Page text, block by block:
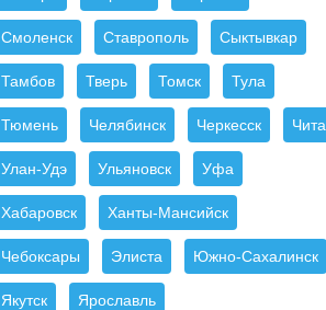
Смоленск Ставрополь Сыктывкар
Тамбов Тверь Томск Тула
Тюмень Челябинск Черкесск Чита
Улан-Удэ Ульяновск Уфа
Хабаровск Ханты-Мансийск
Чебоксары Элиста Южно-Сахалинск
Якутск Ярославль